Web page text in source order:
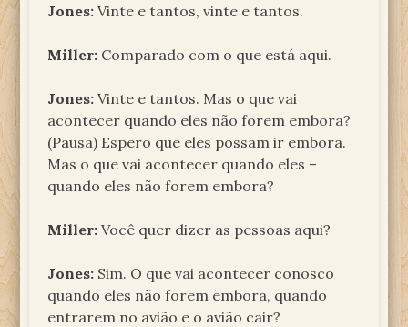
Jones: Vinte e tantos, vinte e tantos.
Miller: Comparado com o que está aqui.
Jones: Vinte e tantos. Mas o que vai
acontecer quando eles não forem embora?
(Pausa) Espero que eles possam ir embora.
Mas o que vai acontecer quando eles –
quando eles não forem embora?
Miller: Você quer dizer as pessoas aqui?
Jones: Sim. O que vai acontecer conosco
quando eles não forem embora, quando
entrarem no avião e o avião cair?